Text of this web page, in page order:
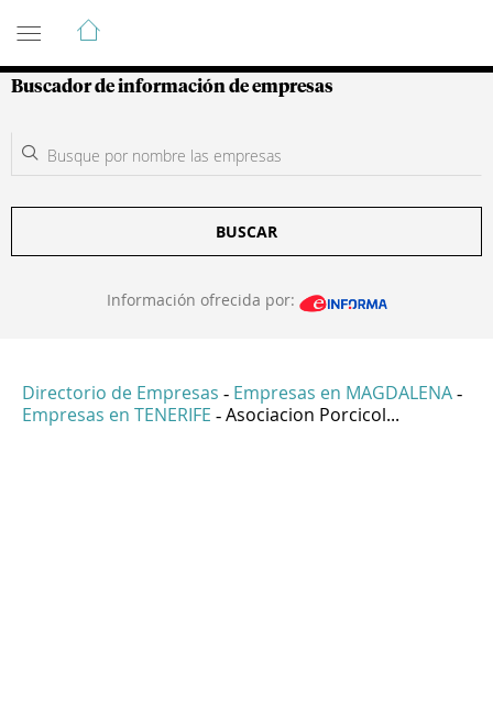
Guía de Empresas Colombianas
Buscador de información de empresas
BUSCAR
Información ofrecida por:
Directorio de Empresas - Empresas en MAGDALENA -
Empresas en TENERIFE - Asociacion Porcicol...